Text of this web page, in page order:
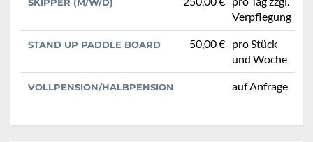
Verpflegung
STAND UP PADDLE BOARD 50,00 € pro Stück
und Woche
VOLLPENSION/HALBPENSION auf Anfrage